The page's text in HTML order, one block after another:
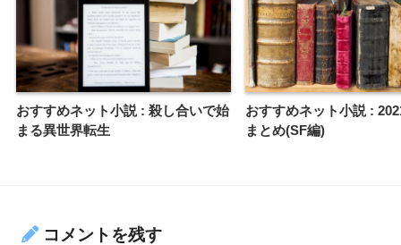
おすすめネット小説 : 殺し合いで始
まる異世界転生
おすすめネット小説 :
まとめ(SF編)
コメントを残す